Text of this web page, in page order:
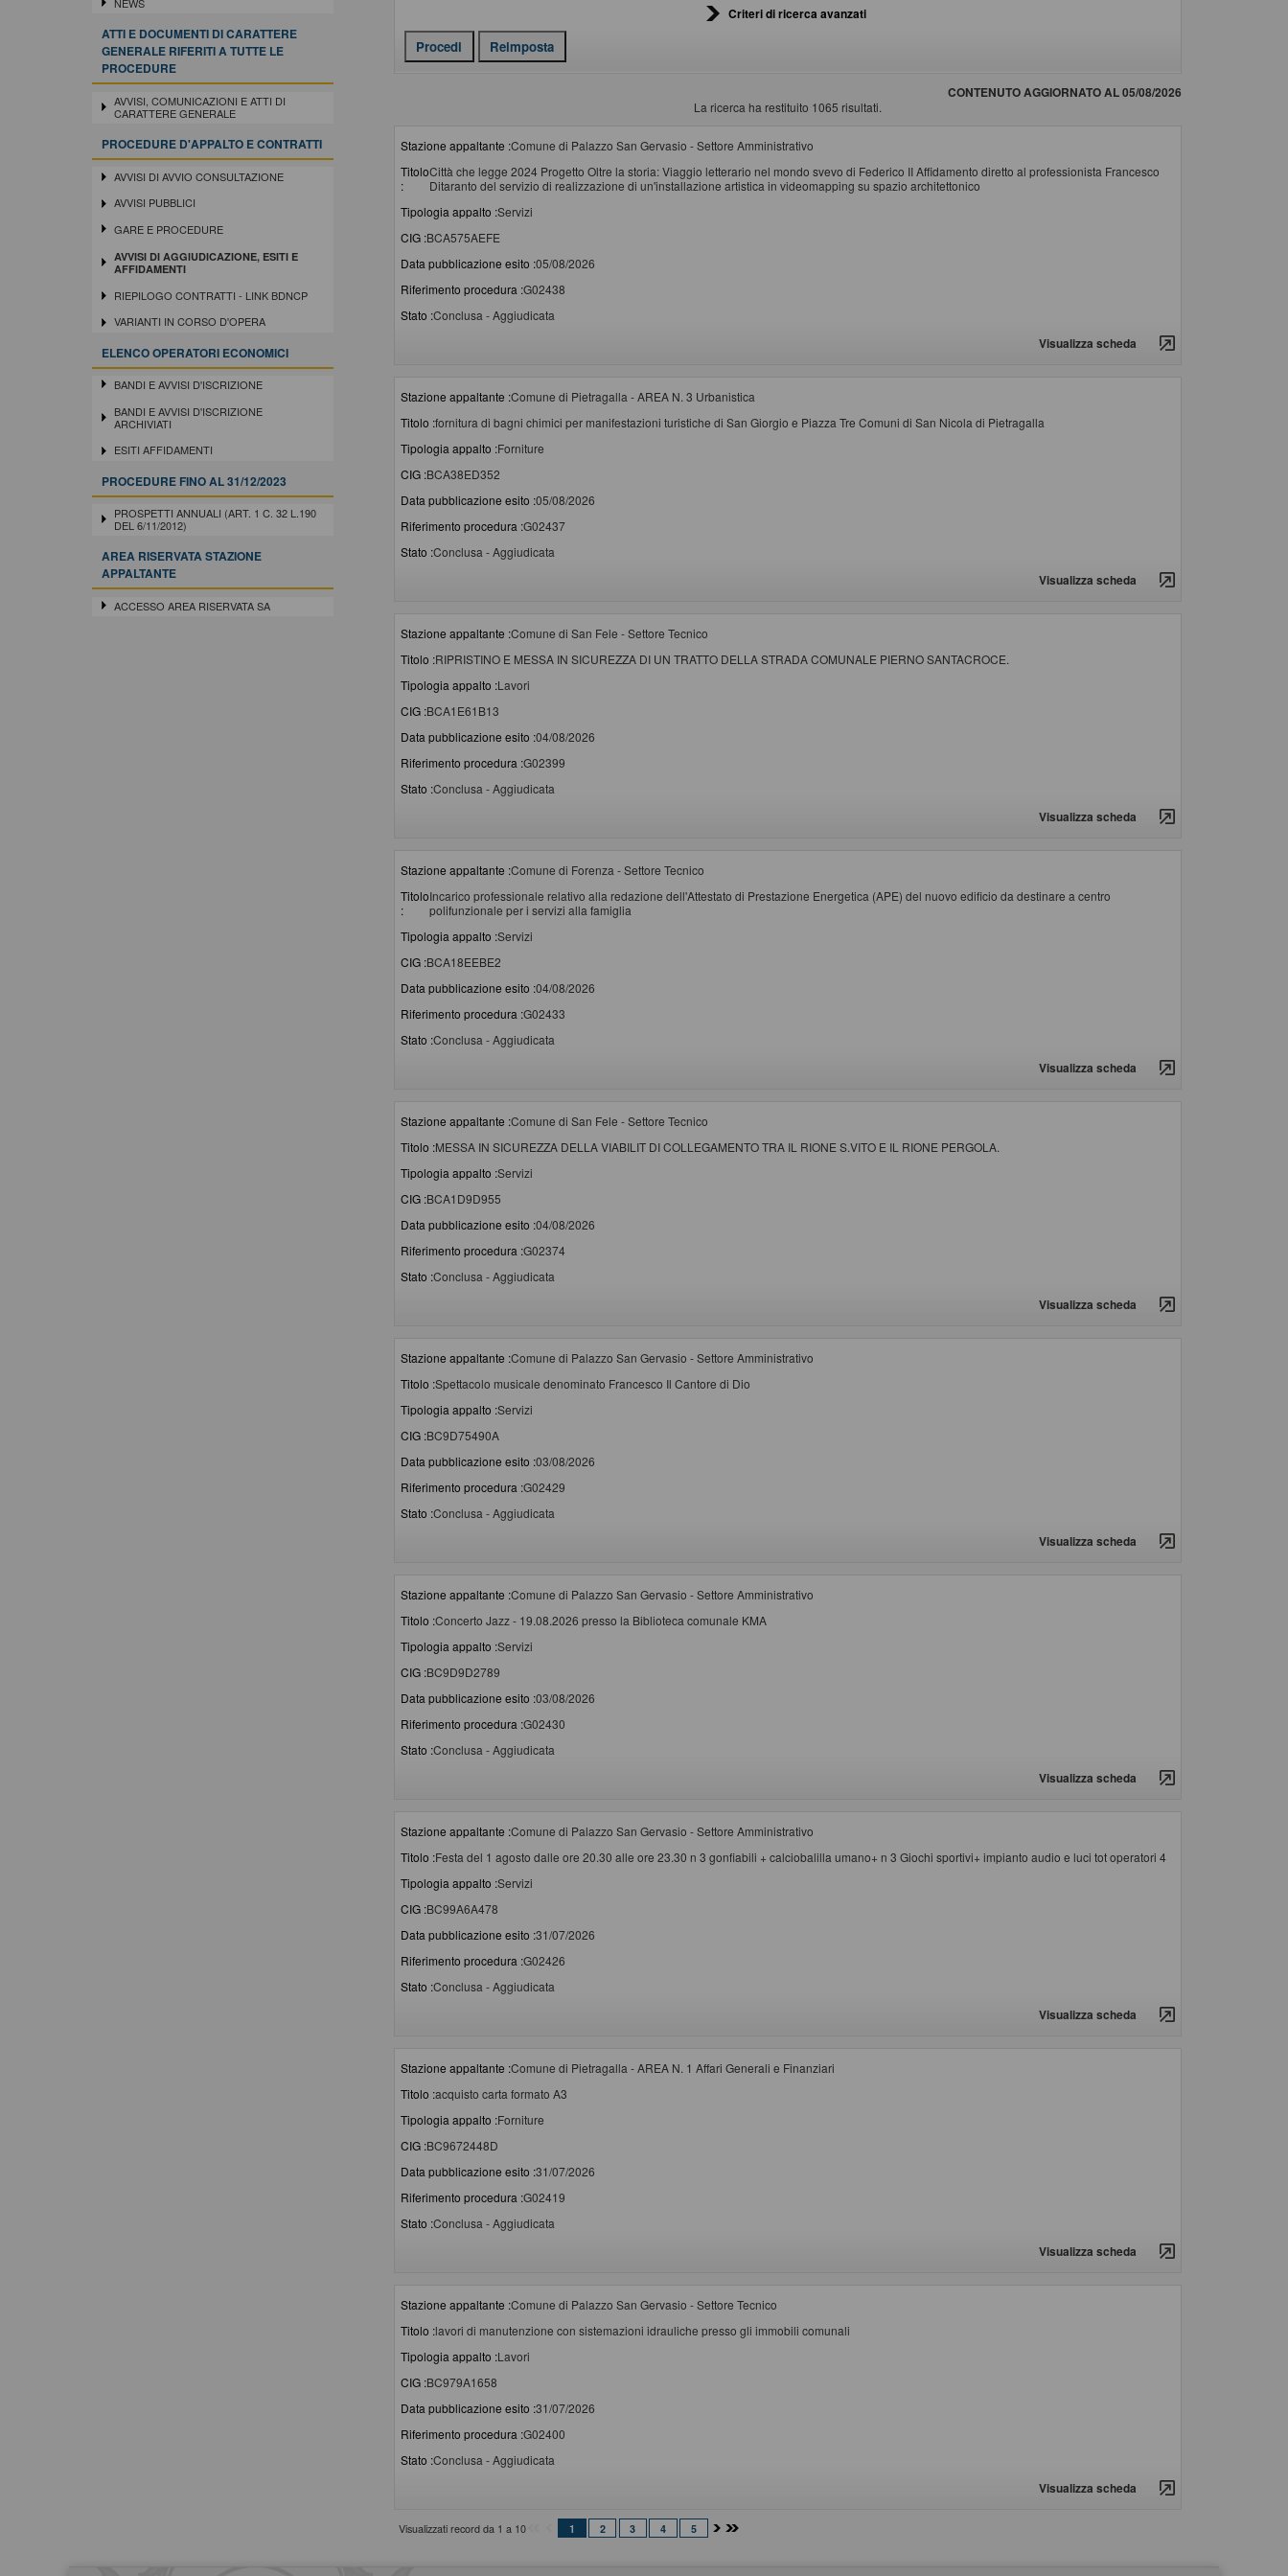
ATTI E DOCUMENTI DI CARATTERE
GENERALE RIFERITI A TUTTE LE
PROCEDURE
AVVISI, COMUNICAZIONI E ATTI DI
CARATTERE GENERALE
PROCEDURE D'APPALTO E CONTRATTI
AVVISI DI AVVIO CONSULTAZIONE
AVVISI PUBBLICI
GARE E PROCEDURE
AVVISI DI AGGIUDICAZIONE, ESITI E
AFFIDAMENTI
RIEPILOGO CONTRATTI - LINK BDNCP
VARIANTI IN CORSO D'OPERA
ELENCO OPERATORI ECONOMICI
BANDI E AVVISI D'ISCRIZIONE
BANDI E AVVISI D'ISCRIZIONE
ARCHIVIATI
ESITI AFFIDAMENTI
PROCEDURE FINO AL 31/12/2023
PROSPETTI ANNUALI (ART. 1 C. 32 L.190
DEL 6/11/2012)
AREA RISERVATA STAZIONE
APPALTANTE
ACCESSO AREA RISERVATA SA
Criteri di ricerca avanzati
CONTENUTO AGGIORNATO AL 05/08/2026
La ricerca ha restituito 1065 risultati.
Stazione appaltante :Comune di Palazzo San Gervasio - Settore Amministrativo
Titolo
:
Città che legge 2024 Progetto Oltre la storia: Viaggio letterario nel mondo svevo di Federico II Affidamento diretto al professionista Francesco
Ditaranto del servizio di realizzazione di un'installazione artistica in videomapping su spazio architettonico
Tipologia appalto :Servizi
CIG :BCA575AEFE
Data pubblicazione esito :05/08/2026
Riferimento procedura :G02438
Stato :Conclusa - Aggiudicata
Visualizza scheda
Stazione appaltante :Comune di Pietragalla - AREA N. 3 Urbanistica
Titolo :fornitura di bagni chimici per manifestazioni turistiche di San Giorgio e Piazza Tre Comuni di San Nicola di Pietragalla
Tipologia appalto :Forniture
CIG :BCA38ED352
Data pubblicazione esito :05/08/2026
Riferimento procedura :G02437
Stato :Conclusa - Aggiudicata
Visualizza scheda
Stazione appaltante :Comune di San Fele - Settore Tecnico
Titolo :RIPRISTINO E MESSA IN SICUREZZA DI UN TRATTO DELLA STRADA COMUNALE PIERNO SANTACROCE.
Tipologia appalto :Lavori
CIG :BCA1E61B13
Data pubblicazione esito :04/08/2026
Riferimento procedura :G02399
Stato :Conclusa - Aggiudicata
Visualizza scheda
Stazione appaltante :Comune di Forenza - Settore Tecnico
Titolo
:
Incarico professionale relativo alla redazione dell'Attestato di Prestazione Energetica (APE) del nuovo edificio da destinare a centro
polifunzionale per i servizi alla famiglia
Tipologia appalto :Servizi
CIG :BCA18EEBE2
Data pubblicazione esito :04/08/2026
Riferimento procedura :G02433
Stato :Conclusa - Aggiudicata
Visualizza scheda
Stazione appaltante :Comune di San Fele - Settore Tecnico
Titolo :MESSA IN SICUREZZA DELLA VIABILIT DI COLLEGAMENTO TRA IL RIONE S.VITO E IL RIONE PERGOLA.
Tipologia appalto :Servizi
CIG :BCA1D9D955
Data pubblicazione esito :04/08/2026
Riferimento procedura :G02374
Stato :Conclusa - Aggiudicata
Visualizza scheda
Stazione appaltante :Comune di Palazzo San Gervasio - Settore Amministrativo
Titolo :Spettacolo musicale denominato Francesco Il Cantore di Dio
Tipologia appalto :Servizi
CIG :BC9D75490A
Data pubblicazione esito :03/08/2026
Riferimento procedura :G02429
Stato :Conclusa - Aggiudicata
Visualizza scheda
Stazione appaltante :Comune di Palazzo San Gervasio - Settore Amministrativo
Titolo :Concerto Jazz - 19.08.2026 presso la Biblioteca comunale KMA
Tipologia appalto :Servizi
CIG :BC9D9D2789
Data pubblicazione esito :03/08/2026
Riferimento procedura :G02430
Stato :Conclusa - Aggiudicata
Visualizza scheda
Stazione appaltante :Comune di Palazzo San Gervasio - Settore Amministrativo
Titolo :Festa del 1 agosto dalle ore 20.30 alle ore 23.30 n 3 gonfiabili + calciobalilla umano+ n 3 Giochi sportivi+ impianto audio e luci tot operatori 4
Tipologia appalto :Servizi
CIG :BC99A6A478
Data pubblicazione esito :31/07/2026
Riferimento procedura :G02426
Stato :Conclusa - Aggiudicata
Visualizza scheda
Stazione appaltante :Comune di Pietragalla - AREA N. 1 Affari Generali e Finanziari
Titolo :acquisto carta formato A3
Tipologia appalto :Forniture
CIG :BC9672448D
Data pubblicazione esito :31/07/2026
Riferimento procedura :G02419
Stato :Conclusa - Aggiudicata
Visualizza scheda
Stazione appaltante :Comune di Palazzo San Gervasio - Settore Tecnico
Titolo :lavori di manutenzione con sistemazioni idrauliche presso gli immobili comunali
Tipologia appalto :Lavori
CIG :BC979A1658
Data pubblicazione esito :31/07/2026
Riferimento procedura :G02400
Stato :Conclusa - Aggiudicata
Visualizza scheda
Visualizzati record da 1 a 10